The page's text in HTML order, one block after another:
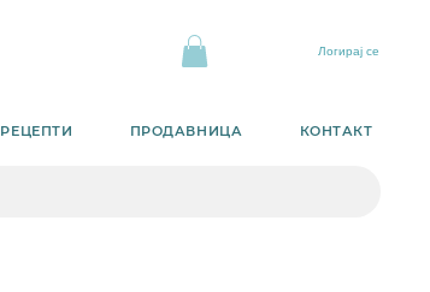
Логирај се
РЕЦЕПТИ ПРОДАВНИЦА КОНТАКТ